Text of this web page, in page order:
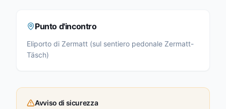
Punto d'incontro
Eliporto di Zermatt (sul sentiero pedonale Zermatt-
Täsch)
Avviso di sicurezza